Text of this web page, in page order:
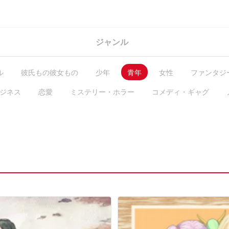
ジャンル
彼氏もの彼女もの 少年 青年 女性
ファンタジ
ネス
恋愛 ミステリー・ホラー コメディ・ギャグ